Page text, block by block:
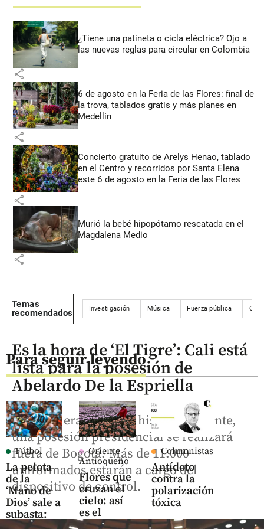
¿Tiene una patineta o cicla eléctrica? Ojo a
las nuevas reglas para circular en Colombia
share
6 de agosto en la Feria de las Flores: final de
la trova, tablados gratis y más planes en
Medellín
share
Concierto gratuito de Arelys Henao, tablado
en el Centro y recorridos por Santa Elena
este 6 de agosto en la Feria de las Flores
share
Murió la bebé hipopótamo rescatada en el
Magdalena Medio
share
Temas
recomendados
Investigación Música Fuerza pública
Para seguir leyendo
Fútbol
La pelota
de la
‘Mano de
Dios’ sale a
subasta:
¿cuánto
Oriente
Antioqueño
Flores que
cruzan el
cielo: así
es el
negocio
Columnistas
Antídoto
contra la
polarización
tóxica
share
Es la hora de ‘El Tigre’: Cali está
lista para la posesión de
Abelardo De la Espriella
Por primera vez en la historia reciente,
una posesión presidencial se realizará
fuera de Bogotá. Más de 11.000
uniformados estarán a cargo del
dispositivo de control.